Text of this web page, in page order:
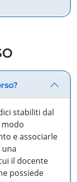
stabiliti dal
modo
e associarle
il docente
possiede